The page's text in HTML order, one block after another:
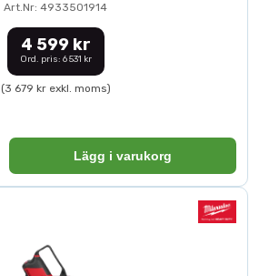
Art.Nr: 4933501914
4 599 kr
Ord. pris: 6 531 kr
(3 679 kr exkl. moms)
Lägg i varukorg